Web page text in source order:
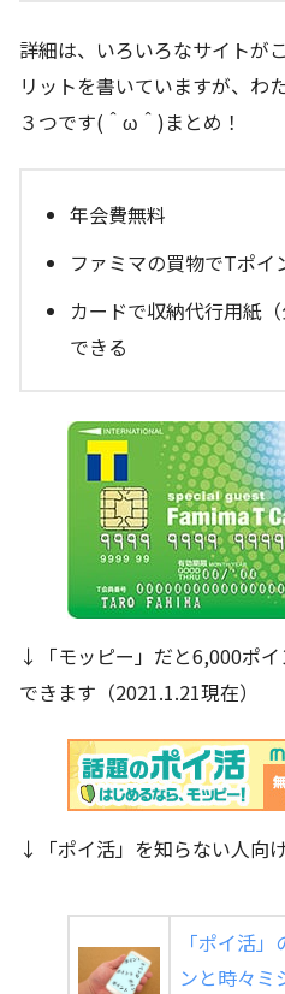
詳細は、いろいろなサイトが
リットを書いていますが、わ
３つです(＾ω＾)まとめ！
年会費無料
ファミマの買物でTポイ
カードで収納代行用紙
できる
↓「モッピー」だと6,000ポ
できます（2021.1.21現在）
↓「ポイ活」を知らない人向
「ポイ活
ンと時々ミ